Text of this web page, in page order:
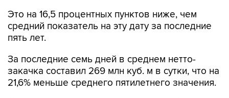
Это на 16,5 процентных пунктов ниже, чем
средний показатель на эту дату за последние
пять лет.
За последние семь дней в среднем нетто-
закачка составил 269 млн куб. м в сутки, что на
21,6% меньше среднего пятилетнего значения.